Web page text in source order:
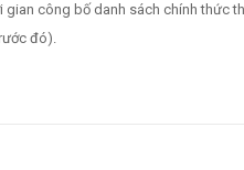
công bố danh sách chính thức
đó).